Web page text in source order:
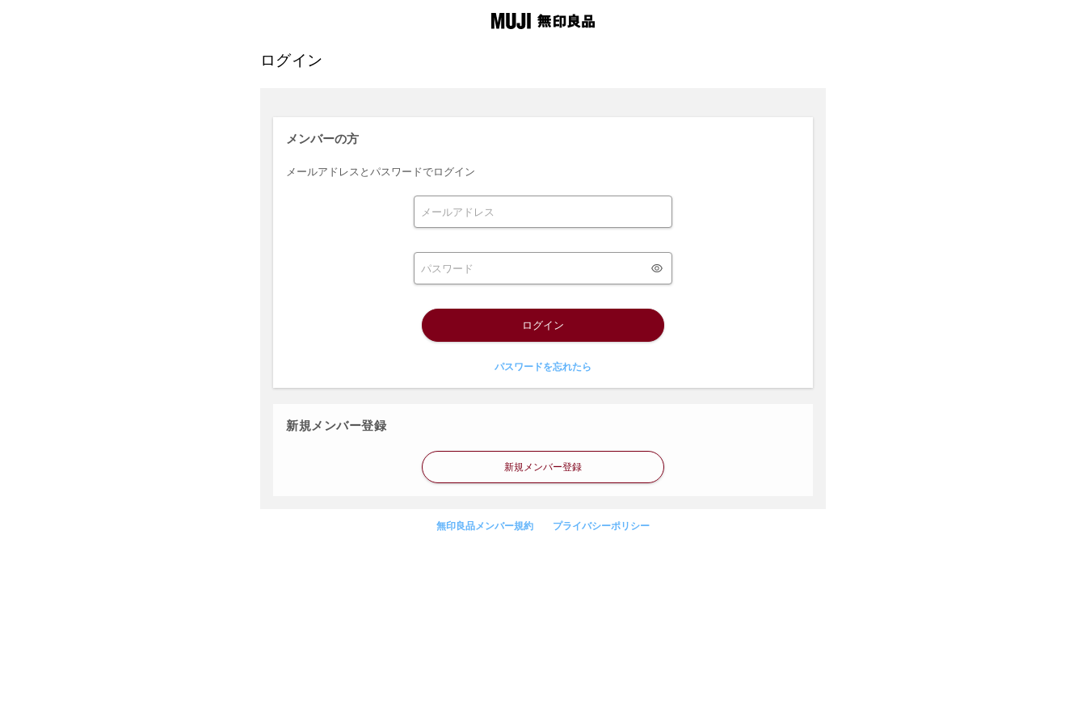
ログイン
メンバーの方
メールアドレスとパスワードでログイン
ログイン
パスワードを忘れたら
新規メンバー登録
新規メンバー登録
無印良品メンバー規約 プライバシーポリシー